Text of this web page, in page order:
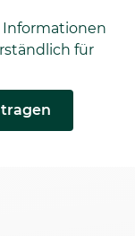
Informationen
für